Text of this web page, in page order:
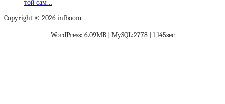
той сам…
Copyright © 2026 infboom.
WordPress: 6.09MB | MySQL:2778 | 1,145sec